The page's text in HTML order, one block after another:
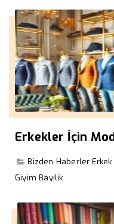
Erkekler İçin
Bizden Haberler
Giyim Bayilik